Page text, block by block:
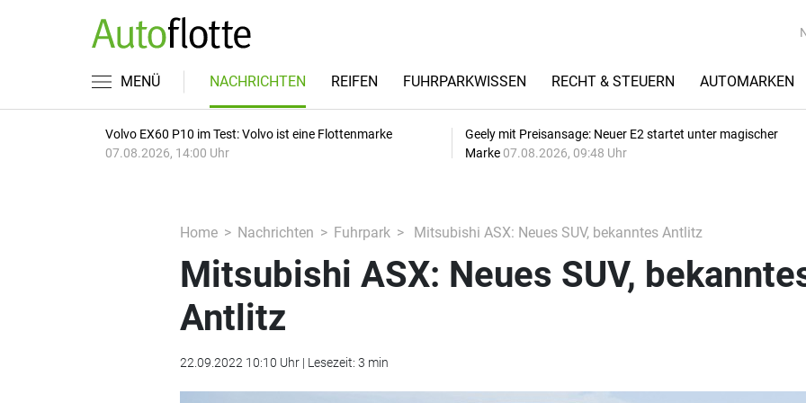
MENÜ NACHRICHTEN REIFEN FUHRPARKWISSEN RECHT & STEUERN AUTOMARKEN
Volvo EX60 P10 im Test: Volvo ist eine Flottenmarke
07.08.2026, 14:00 Uhr
Geely mit Preisansage: Neuer E2 startet unter magischer
Marke 07.08.2026, 09:48 Uhr
Home Nachrichten Fuhrpark Mitsubishi ASX: Neues SUV, bekanntes Antlitz
Mitsubishi ASX: Neues SUV,
Antlitz
22.09.2022 10:10 Uhr | Lesezeit: 3 min